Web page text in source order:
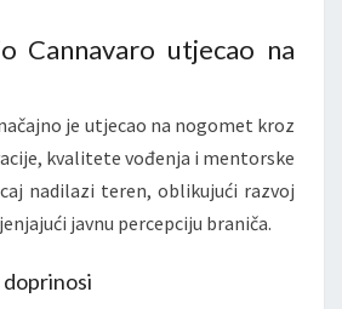
Cannavaro utjecao na
je utjecao na nogomet kroz
kvalitete vođenja i mentorske
nadilazi teren, oblikujući razvoj
javnu percepciju braniča.